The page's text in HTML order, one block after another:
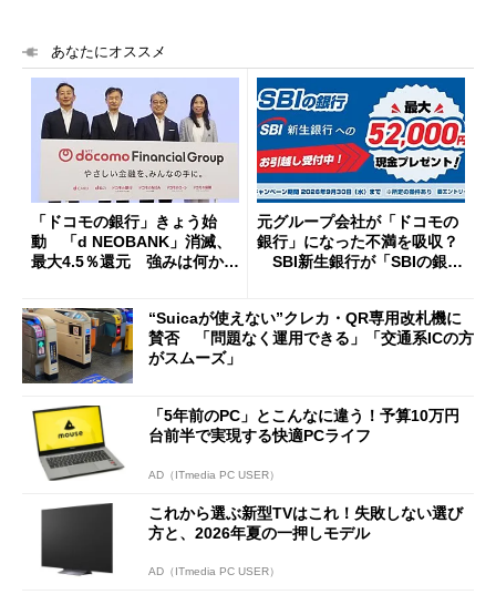
あなたにオススメ
「ドコモの銀行」きょう始
動 「d NEOBANK」消滅、
最大4.5％還元 強みは何か解
元グループ会社が「ドコモの
銀行」になった不満を吸収？
SBI新生銀行が「SBIの銀
開催
“Suicaが使えない”クレカ・QR専用改札機に
賛否 「問題なく運用できる」「交通系ICの方
がスムーズ」
「5年前のPC」とこんなに違う！予算10万円
台前半で実現する快適PCライフ
AD（ITmedia PC USER）
これから選ぶ新型TVはこれ！失敗しない選び
方と、2026年夏の一押しモデル
AD（ITmedia PC USER）